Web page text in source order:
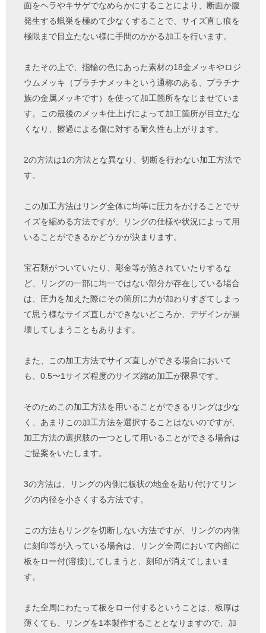
面をヘラやキサゲでなめらかにすることにより、断面か腹
発生する蝋巣を極めて少なくすることで、サイズ直し痕を
極限まで目立たない様に手間のかかる加工を行います。
またその上で、指輪の色にあった素材の18金メッキやロジ
ウムメッキ（プラチナメッキという通称のある、プラチナ
族の金属メッキです）を使って加工箇所をなじませていま
す。この最後のメッキ仕上げによって加工箇所が目立たな
くなり、擦過による傷に対する耐久性も上がります。
2の方法は1の方法とな異なり、切断を行わない加工方法で
す。
この加工方法はリング全体に均等に圧力をかけることでサ
イズを縮める方法ですが、リングの仕様や状況によって用
いることができるかどうかが決まります。
宝石類がついていたり、彫金等が施されていたりするな
ど、リングの一部に均一ではない部分が存在している場合
は、圧力を加えた際にその箇所に力が加わりすぎてしまっ
て思う様なサイズ直しができないどころか、デザインが崩
壊してしまうこともあります。
また、この加工方法でサイズ直しができる場合において
も、0.5〜1サイズ程度のサイズ縮め加工が限界です。
そのためこの加工方法を用いることができるリングは少な
く、あまりこの加工方法を選択することはないのですが、
加工方法の選択肢の一つとして用いることができる場合は
ご提案をいたします。
3の方法は、リングの内側に板状の地金を貼り付けてリン
グの内径を小さくする方法です。
この方法もリングを切断しない方法ですが、リングの内側
に刻印等が入っている場合は、リング全周において内部に
板をロー付(溶接)してしまうと、刻印が消えてしまいま
す。
また全周にわたって板をロー付するということは、板厚は
薄くても、リングを1本製作することとなりますので、加